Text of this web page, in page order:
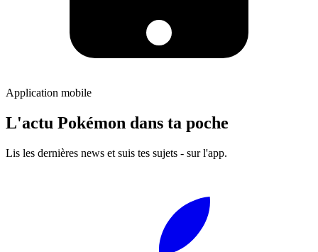
Application mobile
L'actu Pokémon dans ta poche
Lis les dernières news et suis tes sujets - sur l'app.